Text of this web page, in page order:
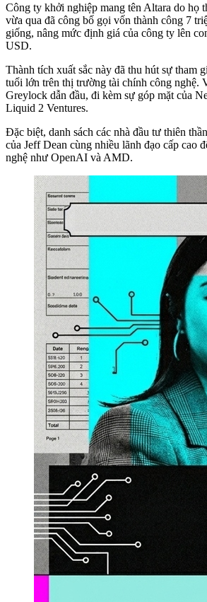
Công ty khởi nghiệp mang tên Altara do họ
vừa qua đã công bố gọi vốn thành công 7
giống, nâng mức định giá của công ty lên
USD.
Thành tích xuất sắc này đã thu hút sự tham
tuổi lớn trên thị trường tài chính công nghệ.
Greylock dẫn đầu, đi kèm sự góp mặt của
Liquid 2 Ventures.
Đặc biệt, danh sách các nhà đầu tư thiên
của Jeff Dean cùng nhiều lãnh đạo cấp cao
nghệ như OpenAI và AMD.